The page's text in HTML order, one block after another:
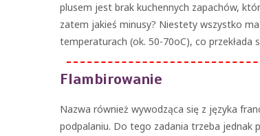
plusem jest brak kuchennych zapachów,
zatem jakieś minusy? Niestety wszystko
temperaturach (ok. 50-70oC), co
Flambirowanie
Nazwa również wywodząca się z języka
podpalaniu. Do tego zadania trzeba jednak